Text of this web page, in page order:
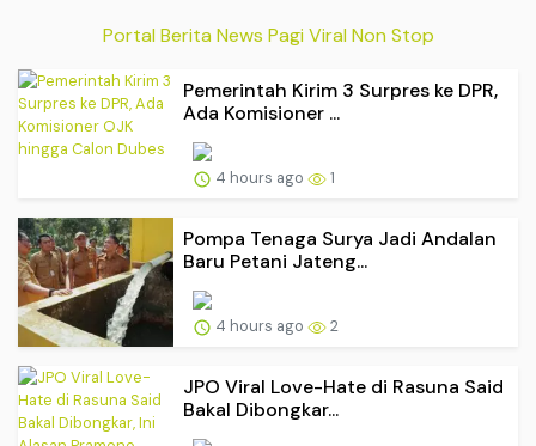
Portal Berita News Pagi Viral Non Stop
Pemerintah Kirim 3 Surpres ke DPR,
Ada Komisioner ...
4 hours ago 1
Pompa Tenaga Surya Jadi Andalan
Baru Petani Jateng...
4 hours ago 2
JPO Viral Love-Hate di Rasuna Said
Bakal Dibongkar...